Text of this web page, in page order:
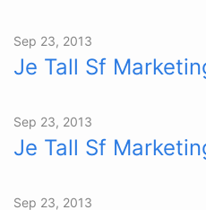
Sep 23, 2013
Je Tall Sf
Sep 23, 2013
Je Tall Sf
Sep 23, 2013